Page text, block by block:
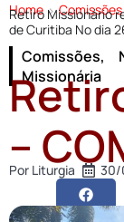
Home > Comissões
Retiro Missionário
de Curitiba No dia
Comissões,
Missionária
–
Por Liturgia 30/